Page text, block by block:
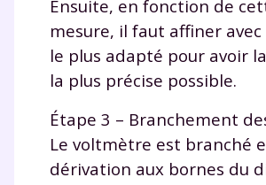
Ensuite, en fonction de
mesure, il faut affiner
le plus adapté pour avoir
la plus précise possible.
Étape 3 – Branchement
Le voltmètre est branché
dérivation aux bornes du